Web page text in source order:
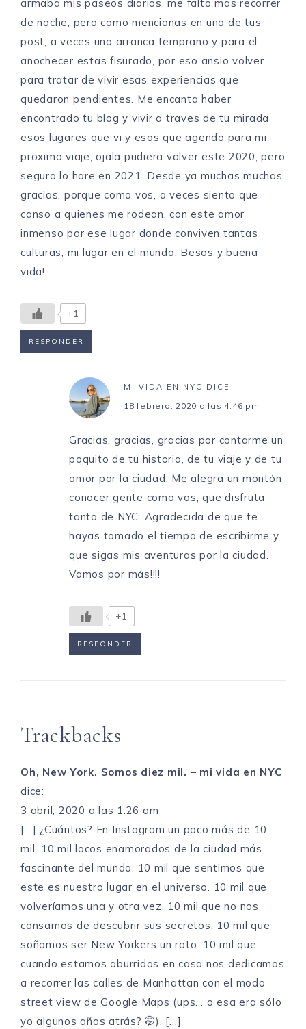
armaba mis paseos diarios, me falto mas recorrer
de noche, pero como mencionas en uno de tus
post, a veces uno arranca temprano y para el
anochecer estas fisurado, por eso ansio volver
para tratar de vivir esas experiencias que
quedaron pendientes. Me encanta haber
encontrado tu blog y vivir a traves de tu mirada
esos lugares que vi y esos que agendo para mi
proximo viaje, ojala pudiera volver este 2020, pero
seguro lo hare en 2021. Desde ya muchas muchas
gracias, porque como vos, a veces siento que
canso a quienes me rodean, con este amor
inmenso por ese lugar donde conviven tantas
culturas, mi lugar en el mundo. Besos y buena
vida!
+1
RESPONDER
MI VIDA EN NYC DICE
18 febrero, 2020 a las 4:46 pm
Gracias, gracias, gracias por contarme un
poquito de tu historia, de tu viaje y de tu
amor por la ciudad. Me alegra un montón
conocer gente como vos, que disfruta
tanto de NYC. Agradecida de que te
hayas tomado el tiempo de escribirme y
que sigas mis aventuras por la ciudad.
Vamos por más!!!!
+1
RESPONDER
Trackbacks
Oh, New York. Somos diez mil. – mi vida en NYC
dice:
3 abril, 2020 a las 1:26 am
[…] ¿Cuántos? En Instagram un poco más de 10
mil. 10 mil locos enamorados de la ciudad más
fascinante del mundo. 10 mil que sentimos que
este es nuestro lugar en el universo. 10 mil que
volveríamos una y otra vez. 10 mil que no nos
cansamos de descubrir sus secretos. 10 mil que
soñamos ser New Yorkers un rato. 10 mil que
cuando estamos aburridos en casa nos dedicamos
a recorrer las calles de Manhattan con el modo
street view de Google Maps (ups… o esa era sólo
yo algunos años atrás? 🤭). […]